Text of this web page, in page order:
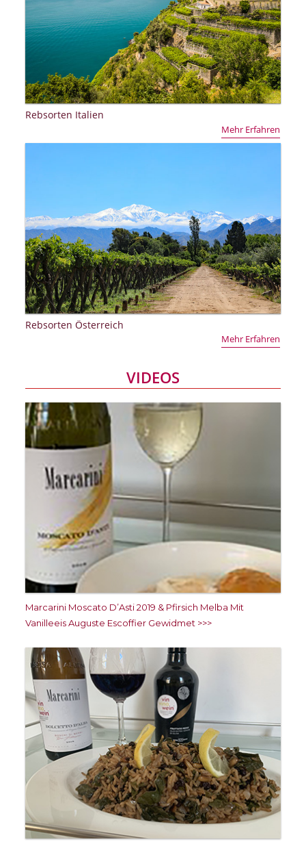
Rebsorten Italien
Mehr Erfahren
Rebsorten Österreich
Mehr Erfahren
VIDEOS
Marcarini Moscato D’Asti 2019 & Pfirsich Melba Mit
Vanilleeis Auguste Escoffier Gewidmet >>>